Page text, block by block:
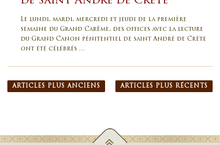
Le lundi, mardi, mercredi et jeudi de la première
semaine du Grand Carême, des offices avec la lecture
du Grand Canon pénitentiel de saint André de Crète
ont été célébrés …
ARTICLES PLUS ANCIENS ARTICLES PLUS RÉCENTS